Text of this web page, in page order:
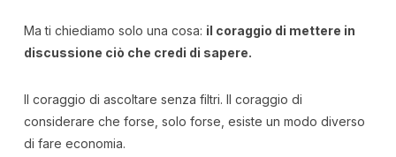
Ma ti chiediamo solo una cosa: il coraggio di mettere in
discussione ciò che credi di sapere.
Il coraggio di ascoltare senza filtri. Il coraggio di
considerare che forse, solo forse, esiste un modo diverso
di fare economia.